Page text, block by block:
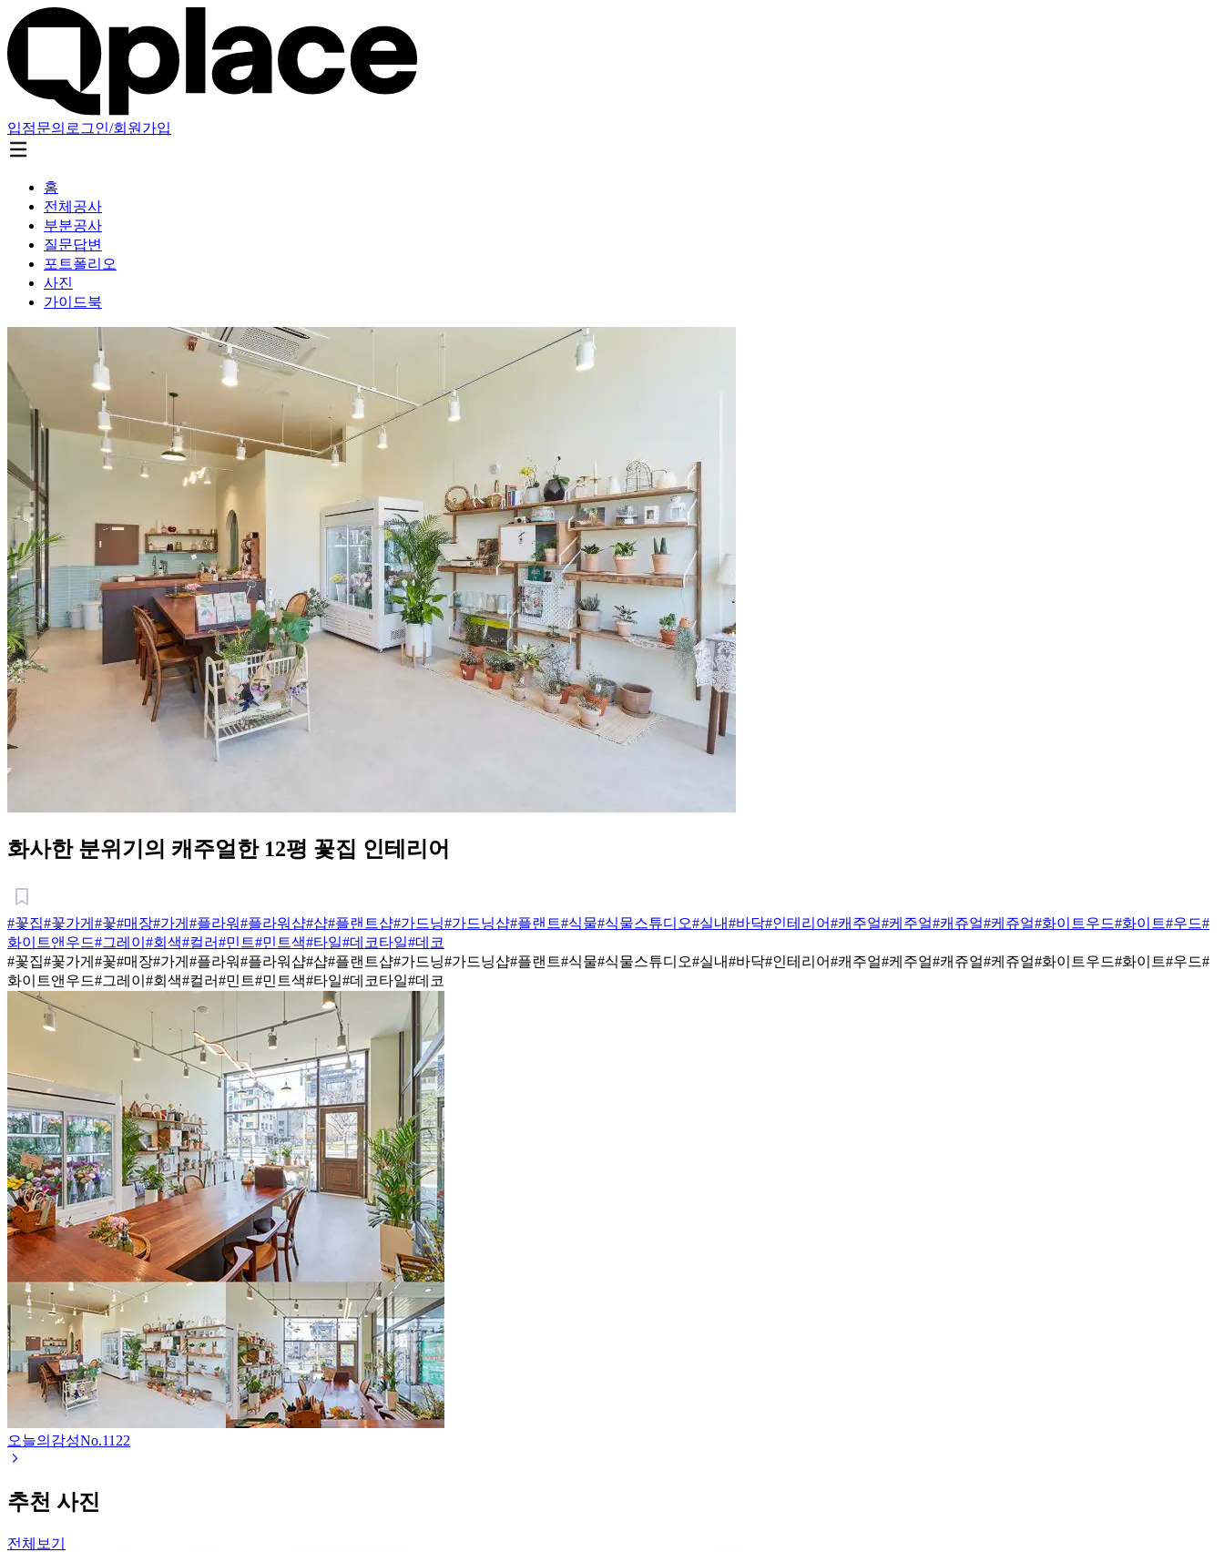
입점문의 로그인/회원가입
홈
전체공사
부분공사
질문답변
포트폴리오
사진
가이드북
화사한 분위기의 캐주얼한 12평 꽃집 인테리어
#꽃집#꽃가게 #꽃#매장#가게 #플라워#플라워샵#샵#플랜트샵#가드닝#가드닝샵#플랜트#식물#식물스튜디오#실내#바닥#인테리어#캐주얼#케주얼#캐쥬얼#케쥬얼#화이트우드#화이트#우드#
화이트앤우드#그레이 #회색#컬러#민트#민트색#타일#데코타일#데코
#꽃집#꽃가게 #꽃#매장#가게 #플라워#플라워샵#샵#플랜트샵#가드닝#가드닝샵#플랜트#식물#식물스튜디오#실내#바닥#인테리어#캐주얼#케주얼#캐쥬얼#케쥬얼#화이트우드#화이트#우드#
화이트앤우드#그레이 #회색#컬러#민트#민트색#타일#데코타일#데코
오늘의감성No.1122
추천 사진
전체보기